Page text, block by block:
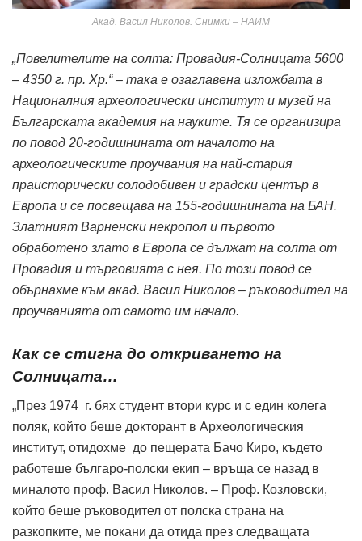
Aкад. Васил Николов. Снимки – НАИМ
„Повелителите на солта: Провадия-Солницата 5600
– 4350 г. пр. Хр.“ – така е озаглавена изложбата в
Националния археологически институт и музей на
Българската академия на науките. Тя се организира
по повод 20-годишнината от началото на
археологическите проучвания на най-стария
праисторически солодобивен и градски център в
Европа и се посвещава на 155-годишнината на БАН.
Златният Варненски некропол и първото
обработено злато в Европа се дължат на солта от
Провадия и търговията с нея. По този повод се
обърнахме към акад. Васил Николов – ръководител на
проучванията от самото им начало.
Как се стигна до откриването на
Солницата…
„През 1974 г. бях студент втори курс и с един колега
поляк, който беше докторант в Археологическия
институт, отидохме до пещерата Бачо Киро, където
работеше българо-полски екип – връща се назад в
миналото проф. Васил Николов. – Проф. Козловски,
който беше ръководител от полска страна на
разкопките, ме покани да отида през следващата